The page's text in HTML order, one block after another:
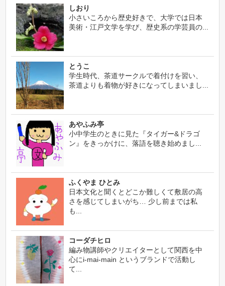
しおり
小さいころから歴史好きで、大学では日本
美術・江戸文学を学び、歴史系の学芸員の...
とうこ
学生時代、茶道サークルで着付けを習い、
茶道よりも着物が好きになってしまいまし...
あやふみ亭
小中学生のときに見た『タイガー&ドラゴ
ン』をきっかけに、落語を聴き始めまし...
ふくやま ひとみ
日本文化と聞くとどこか難しくて敷居の高
さを感じてしまいがち… 少し前までは私
も...
コーダチヒロ
編み物講師やクリエイターとして関西を中
心にi-mai-main というブランドで活動し
て...